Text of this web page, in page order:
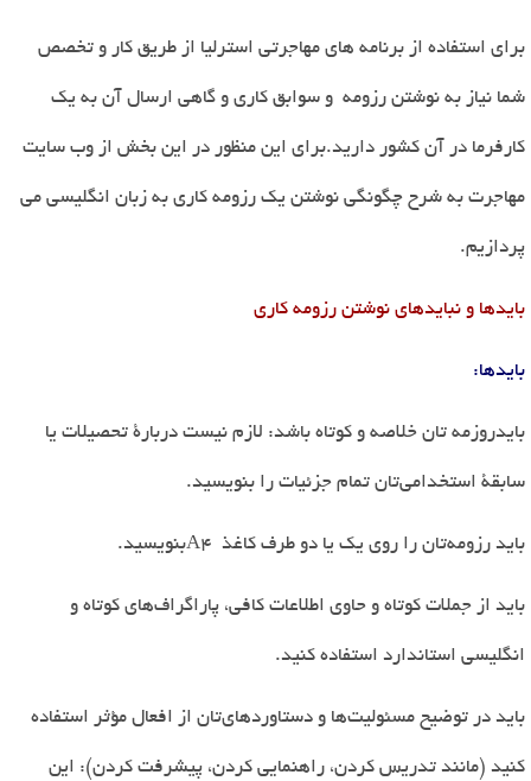
برای استفاده از برنامه های مهاجرتی استرلیا از طریق کار و تخصص
شما نیاز به نوشتن رزومه و سوابق کاری و گاهی ارسال آن به یک
کارفرما در آن کشور دارید.برای این منظور در این بخش از وب سایت
مهاجرت به شرح چگونگی نوشتن یک رزومه کاری به زبان انگلیسی می
پردازیم.
بایدها و نبایدهای نوشتن رزومه کاری
بایدها:
بایدروزمه تان خلاصه و کوتاه باشد: لازم نیست دربارۀ تحصیلات یا
سابقۀ استخدامیتان تمام جزئیات را بنویسید.
باید رزومهتان را روی یک یا دو طرف کاغذ A4بنویسید.
باید از جملات کوتاه و حاوی اطلاعات کافی، پاراگرافهای کوتاه و
انگلیسی استاندارد استفاده کنید.
باید در توضیح مسئولیتها و دستاوردهایتان از افعال مؤثر استفاده
کنید (مانند تدریس کردن، راهنمایی کردن، پیشرفت کردن): این